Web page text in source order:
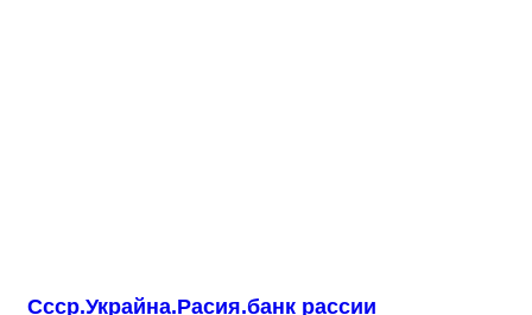
Ссср.Украйна.Расия.банк рассии